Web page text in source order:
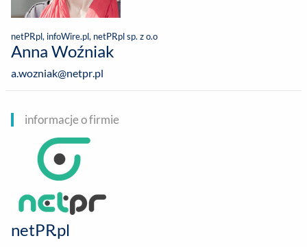
netPR.pl, infoWire.pl, netPR.pl sp. z o.o
Anna Woźniak
a.wozniak@netpr.pl
informacje o firmie
netPR.pl